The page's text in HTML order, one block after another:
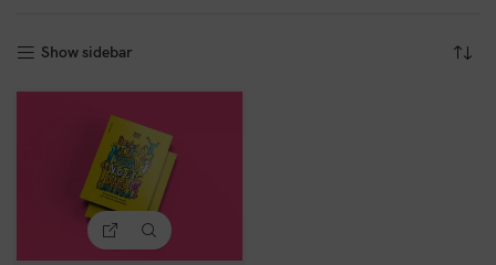
Show sidebar